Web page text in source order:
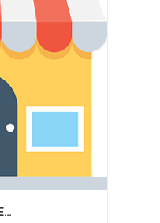
QUIROMASAJISTA Y REFLEXÓLOGA PODAL MARIA PARRILLA